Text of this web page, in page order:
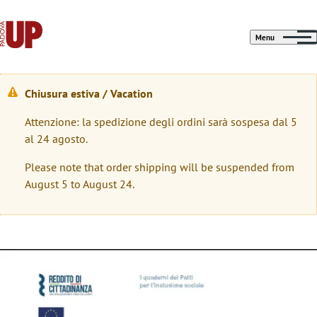
Menu
W
a
r
n
i
g
m
Chiusura estiva / Vacation
Attenzione: la spedizione degli ordini sarà sospesa dal 5
al 24 agosto.
Please note that order shipping will be suspended from
August 5 to August 24.